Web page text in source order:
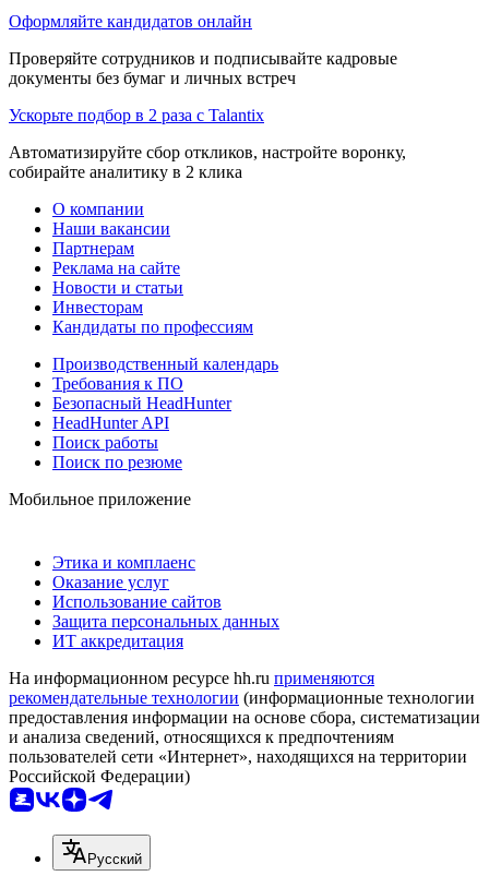
Оформляйте кандидатов онлайн
Проверяйте сотрудников и подписывайте кадровые
документы без бумаг и личных встреч
Ускорьте подбор в 2 раза с Talantix
Автоматизируйте сбор откликов, настройте воронку,
собирайте аналитику в 2 клика
О компании
Наши вакансии
Партнерам
Реклама на сайте
Новости и статьи
Инвесторам
Кандидаты по профессиям
Производственный календарь
Требования к ПО
Безопасный HeadHunter
HeadHunter API
Поиск работы
Поиск по резюме
Мобильное приложение
Этика и комплаенс
Оказание услуг
Использование сайтов
Защита персональных данных
ИТ аккредитация
На информационном ресурсе hh.ru применяются
рекомендательные технологии (информационные технологии
предоставления информации на основе сбора, систематизации
и анализа сведений, относящихся к предпочтениям
пользователей сети «Интернет», находящихся на территории
Российской Федерации)
Русский